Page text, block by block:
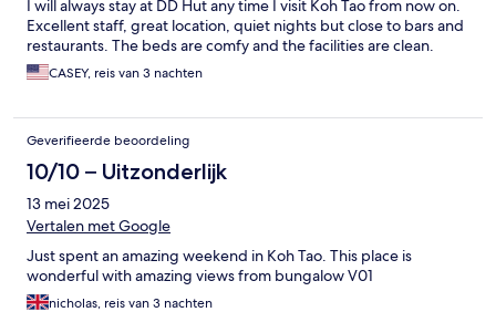
I will always stay at DD Hut any time I visit Koh Tao from now on.
Excellent staff, great location, quiet nights but close to bars and
restaurants. The beds are comfy and the facilities are clean.
CASEY, reis van 3 nachten
Geverifieerde beoordeling
10/10 – Uitzonderlijk
13 mei 2025
Vertalen met Google
Just spent an amazing weekend in Koh Tao. This place is
wonderful with amazing views from bungalow V01
nicholas, reis van 3 nachten